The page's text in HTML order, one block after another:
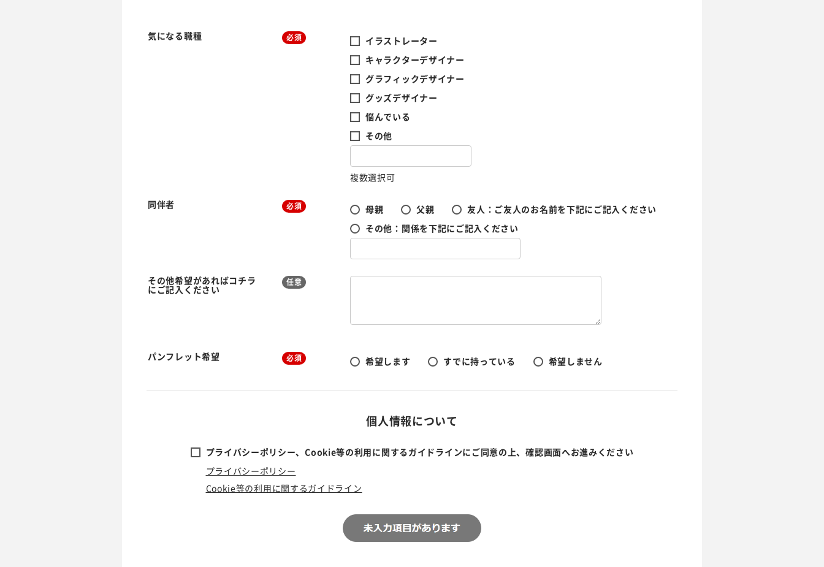
気になる職種 必須
イラストレーター
キャラクターデザイナー
グラフィックデザイナー
グッズデザイナー
悩んでいる
その他
複数選択可
同伴者 必須 母親 父親
友人：ご友人のお名前を下記にご記入ください
その他：関係を下記にご記入ください
その他希望があればコチラ
にご記入ください
任意
パンフレット希望 必須 希望します すでに持っている 希望しません
個人情報について
プライバシーポリシー、Cookie等の利用に関するガイドラインにご同意の上、確認画面へお進みください
プライバシーポリシー
Cookie等の利用に関するガイドライン